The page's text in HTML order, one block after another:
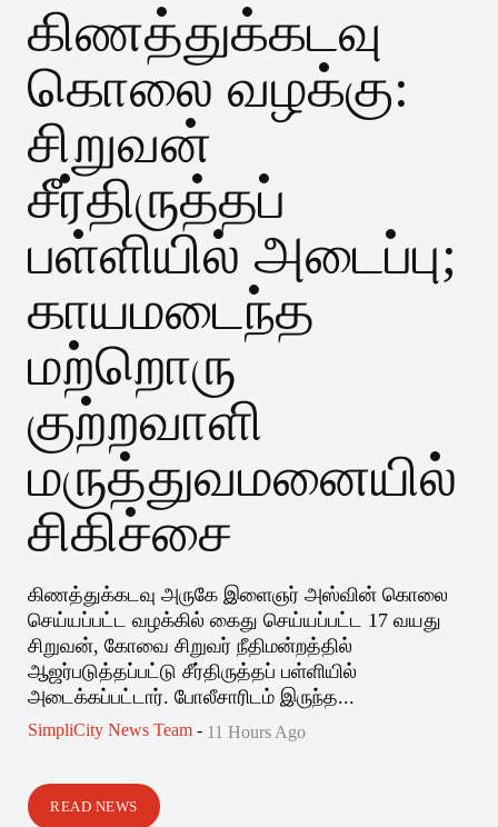
கிணத்துக்கடவு
கொலை வழக்கு:
சிறுவன்
சீர்திருத்தப்
பள்ளியில் அடைப்பு;
காயமடைந்த
மற்றொரு
குற்றவாளி
மருத்துவமனையில்
சிகிச்சை
கிணத்துக்கடவு அருகே இளைஞர் அஸ்வின் கொலை
செய்யப்பட்ட வழக்கில் கைது செய்யப்பட்ட 17 வயது
சிறுவன், கோவை சிறுவர் நீதிமன்றத்தில்
ஆஜர்படுத்தப்பட்டு சீர்திருத்தப் பள்ளியில்
அடைக்கப்பட்டார். போலீசாரிடம் இருந்த...
SimpliCity News Team - 11 Hours Ago
READ NEWS